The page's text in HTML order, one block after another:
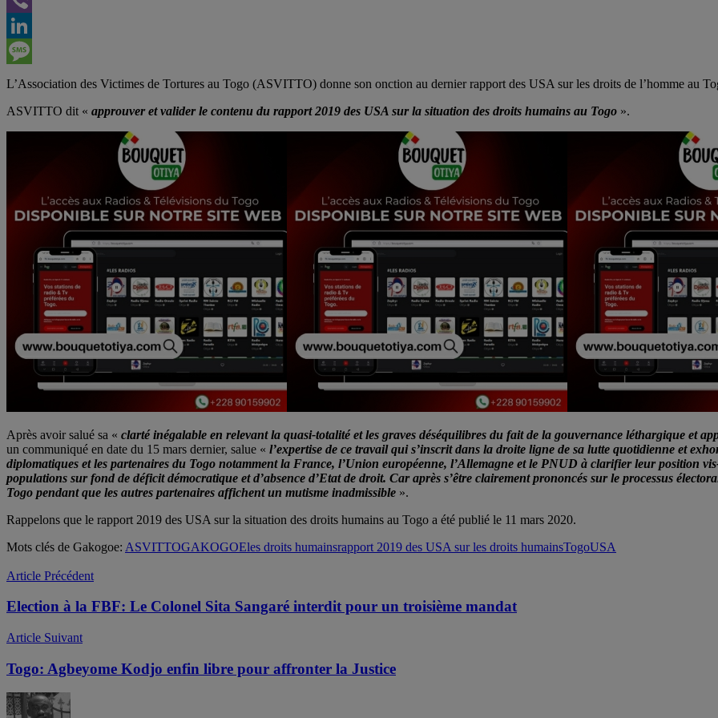
Viber
LinkedIn
Message
L’Association des Victimes de Tortures au Togo (ASVITTO) donne son onction au dernier rapport des USA sur les droits de l’homme au
ASVITTO dit « approuver et valider le contenu du rapport 2019 des USA sur la situation des droits humains au Togo ».
Après avoir salué sa « clarté inégalable en relevant la quasi-totalité et les graves déséquilibres du fait de la gouvernance léthargique et
un communiqué en date du 15 mars dernier, salue « l’expertise de ce travail qui s’inscrit dans la droite ligne de sa lutte quotidienne et
diplomatiques et les partenaires du Togo notamment la France, l’Union européenne, l’Allemagne et le PNUD à clarifier leur position
populations sur fond de déficit démocratique et d’absence d’Etat de droit. Car après s’être clairement prononcés sur le processus
Togo pendant que les autres partenaires affichent un mutisme inadmissible ».
Rappelons que le rapport 2019 des USA sur la situation des droits humains au Togo a été publié le 11 mars 2020.
Mots clés de Gakogoe: ASVITTOGAKOGOEles droits humainsrapport 2019 des USA sur les droits humainsTogoUSA
Article Précédent
Election à la FBF: Le Colonel Sita Sangaré interdit pour un troisième mandat
Article Suivant
Togo: Agbeyome Kodjo enfin libre pour affronter la Justice